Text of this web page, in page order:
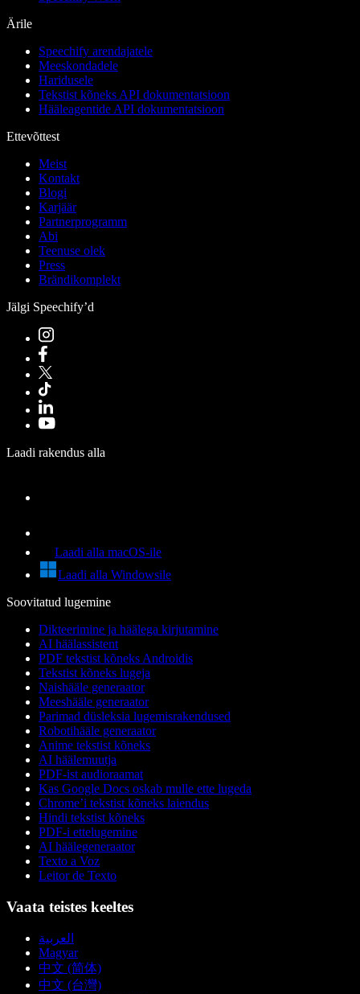
Ärile
Speechify arendajatele
Meeskondadele
Haridusele
Tekstist kõneks API dokumentatsioon
Hääleagentide API dokumentatsioon
Ettevõttest
Meist
Kontakt
Blogi
Karjäär
Partnerprogramm
Abi
Teenuse olek
Press
Brändikomplekt
Jälgi Speechify’d
Laadi rakendus alla
Laadi alla macOS-ile
Laadi alla Windowsile
Soovitatud lugemine
Dikteerimine ja häälega kirjutamine
AI häälassistent
PDF tekstist kõneks Androidis
Tekstist kõneks lugeja
Naishääle generaator
Meeshääle generaator
Parimad düsleksia lugemisrakendused
Robotihääle generaator
Anime tekstist kõneks
AI häälemuutja
PDF-ist audioraamat
Kas Google Docs oskab mulle ette lugeda
Chrome’i tekstist kõneks laiendus
Hindi tekstist kõneks
PDF-i ettelugemine
AI häälegeneraator
Texto a Voz
Leitor de Texto
Vaata teistes keeltes
العربية
Magyar
中文 (简体)
中文 (台灣)